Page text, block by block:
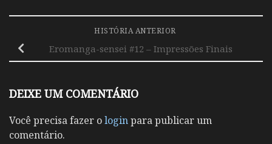
HISTÓRIA ANTERIOR
Eromanga-sensei #12 – Impressões Finais
DEIXE UM COMENTÁRIO
Você precisa fazer ologinpara publicar um
comentário.